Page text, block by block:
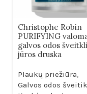
Christophe Robin
PURIFYING
galvos odos
jūros druska
Plaukų priežiūra,
Galvos odos